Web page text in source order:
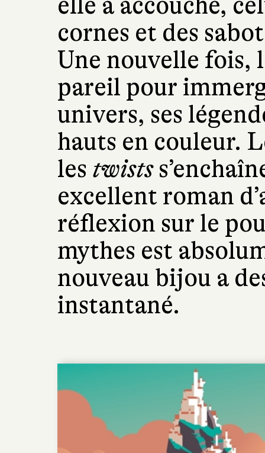
cornes et des
Une nouvelle fois,
pareil pour
univers, ses
hauts en couleur.
les twists
excellent roman
réflexion sur le
mythes est
nouveau bijou a
instantané.